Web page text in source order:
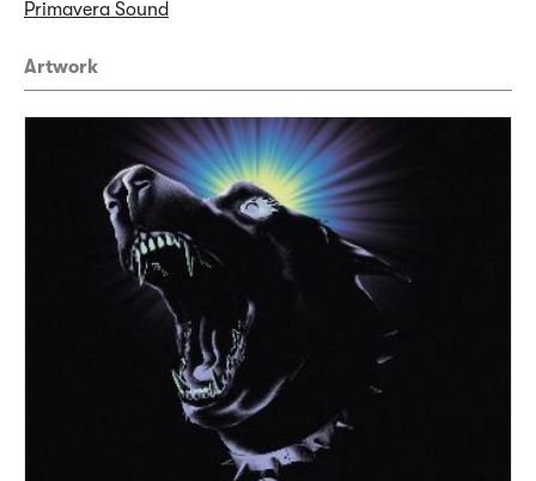
Primavera Sound
Artwork